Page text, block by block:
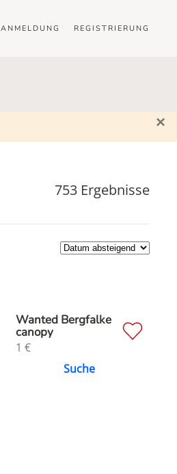
ANMELDUNG REGISTRIERUNG
×
753 Ergebnisse
Wanted Bergfalke
canopy
1 €
Suche